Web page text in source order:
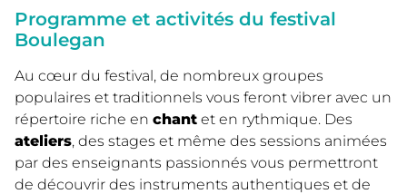
Programme et activités du festival
Boulegan
Au cœur du festival, de nombreux groupes
populaires et traditionnels vous feront vibrer avec un
répertoire riche en chant et en rythmique. Des
ateliers, des stages et même des sessions animées
par des enseignants passionnés vous permettront
de découvrir des instruments authentiques et de